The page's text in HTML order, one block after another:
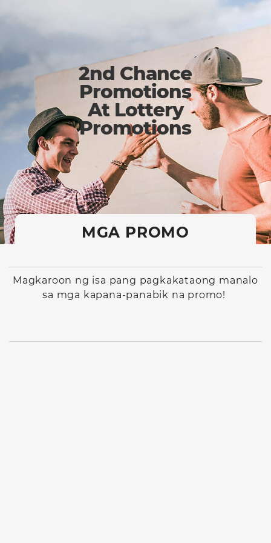
2nd Chance
Promotions
At Lottery
Promotions
MGA PROMO
Magkaroon ng isa pang pagkakataong manalo
sa mga kapana-panabik na promo!